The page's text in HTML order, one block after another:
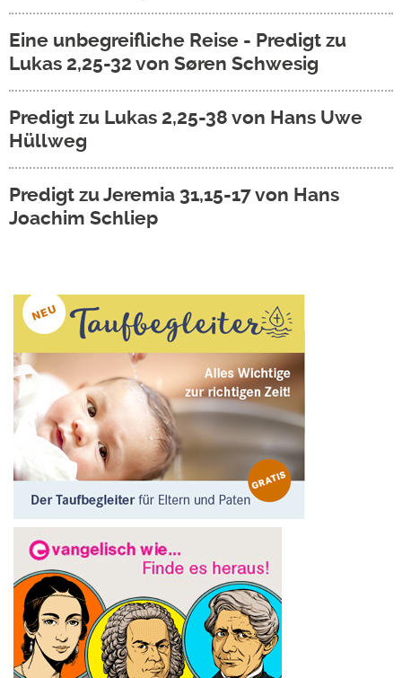
Eine unbegreifliche Reise - Predigt zu
Lukas 2,25-32 von Søren Schwesig
Predigt zu Lukas 2,25-38 von Hans Uwe
Hüllweg
Predigt zu Jeremia 31,15-17 von Hans
Joachim Schliep